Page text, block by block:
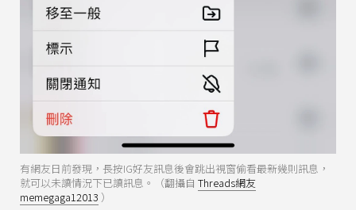
有網友日前發現，長按IG好友訊息後會跳出視窗偷看最新幾則訊息，
就可以未讀情況下已讀訊息。（翻攝自 Threads網友
memegaga12013 ）